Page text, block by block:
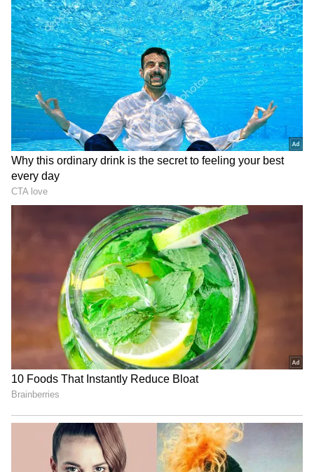
Apple Farming: మీ పెరట్లో పొట్టి ఆపిల్ మొక్కలు
ఎంత సులువుగా పెంచేయచ్చో తెలుసా.. ఇవిగో సూపర్
టిప్స్
3
5
Image Credit :
న్యూస్‌పేపర్‌ ను రోల్స్ లా చుట్టుకోవాలి. ఈ రోల్స్‌ను గట్టిగా
చేసుకోవాలి. వాటితో చిన్న, పెద్ద బాస్కెట్లు అల్లుకోవచ్చు.
వీటిని తాళాలు, కాస్మెటిక్స్, రిమోట్ వంటి ఇతర చిన్న
వస్తువులు పెట్టుకోవాలి. ఈ బాస్కెట్లు ఇంట్లో అనేక రకాలుగా
వాడుకోవచ్చు. ఇది అందమైన అలంకరణ వస్తువుగా కూడా
ఉపయోగపడతాయి.